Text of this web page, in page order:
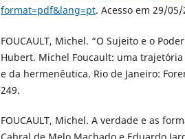
format=pdf&lang=pt. Acesso em 29/05/
FOUCAULT, Michel. “O Sujeito e o
Hubert. Michel Foucault: uma
e da hermenêutica. Rio de Janeiro:
249.
FOUCAULT, Michel. A verdade e as
Cabral de Melo Machado e Eduardo